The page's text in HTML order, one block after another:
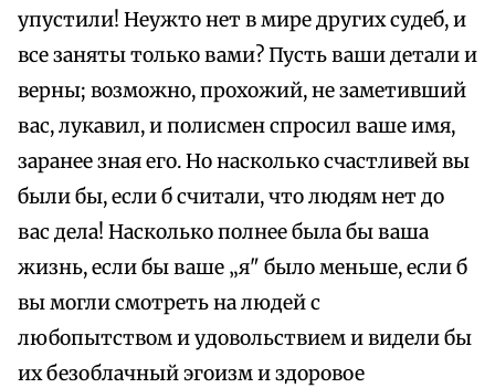
упустили! Неужто нет в мире других судеб, и
все заняты только вами? Пусть ваши детали и
верны; возможно, прохожий, не заметивший
вас, лукавил, и полисмен спросил ваше имя,
заранее зная его. Но насколько счастливей вы
были бы, если б считали, что людям нет до
вас дела! Насколько полнее была бы ваша
жизнь, если бы ваше „я" было меньше, если б
вы могли смотреть на людей с
любопытством и удовольствием и видели бы
их безоблачный эгоизм и здоровое